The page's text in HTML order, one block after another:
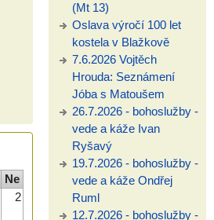
Ne
2
(Mt 13)
Oslava výročí 100 let
kostela v Blažkově
7.6.2026 Vojtěch
Hrouda: Seznámení
Jóba s Matoušem
26.7.2026 - bohoslužby -
vede a káže Ivan
Ryšavý
19.7.2026 - bohoslužby -
vede a káže Ondřej
Ruml
12.7.2026 - bohoslužby -